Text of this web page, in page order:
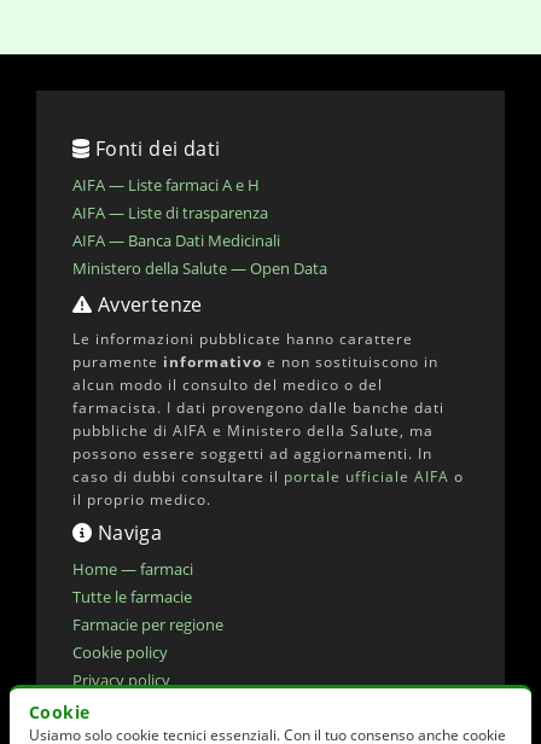
Fonti dei dati
AIFA — Liste farmaci A e H
AIFA — Liste di trasparenza
AIFA — Banca Dati Medicinali
Ministero della Salute — Open Data
Avvertenze
Le informazioni pubblicate hanno carattere
puramente informativo e non sostituiscono in
alcun modo il consulto del medico o del
farmacista. I dati provengono dalle banche dati
pubbliche di AIFA e Ministero della Salute, ma
possono essere soggetti ad aggiornamenti. In
caso di dubbi consultare il portale ufficiale AIFA o
il proprio medico.
Naviga
Home — farmaci
Tutte le farmacie
Farmacie per regione
Cookie policy
Privacy policy
Dichiarazione di accessibilita'
Preferenze cookie
Cookie
Usiamo solo cookie tecnici essenziali. Con il tuo consenso anche cookie